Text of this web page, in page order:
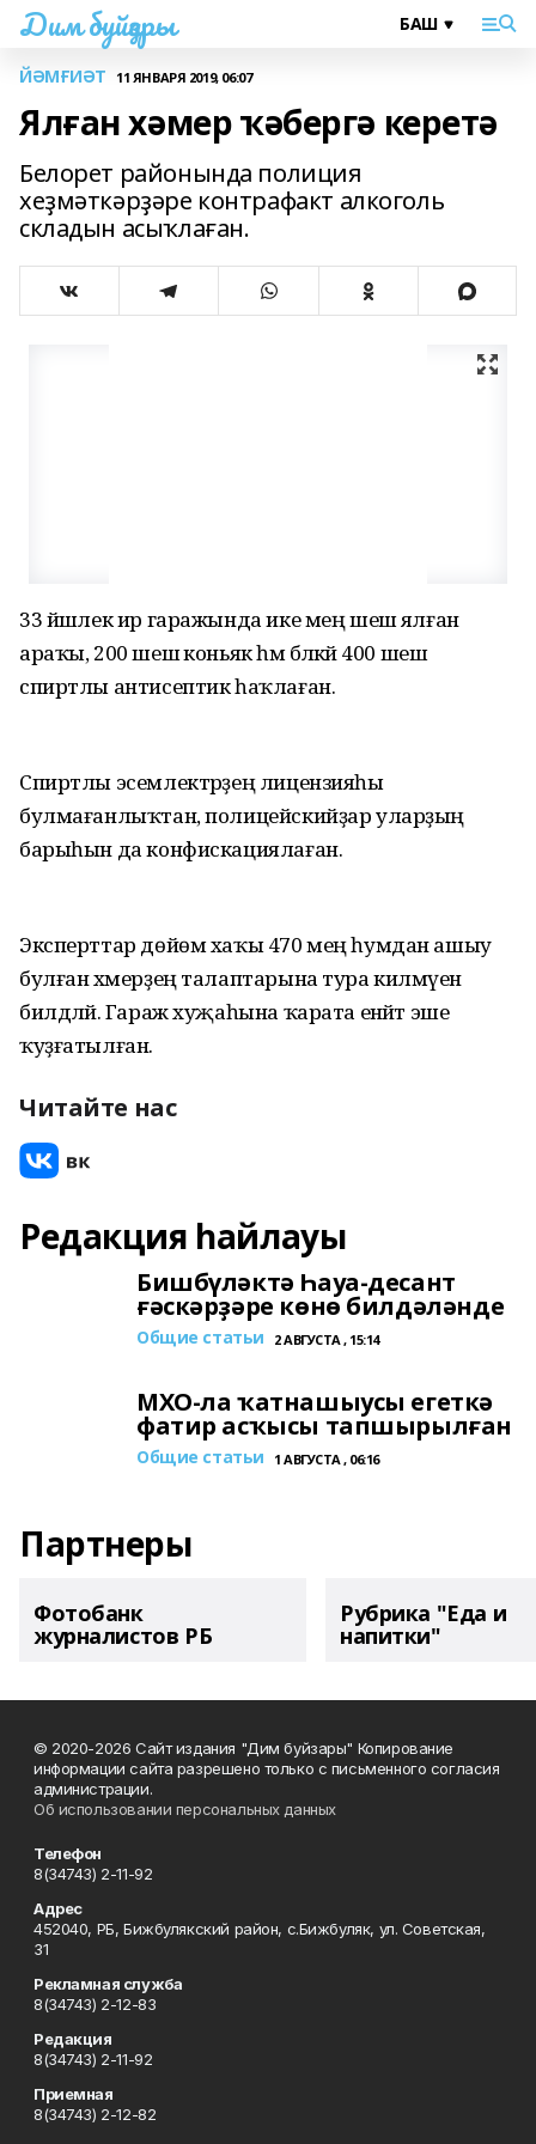
Дим буйҙары
ЙӘМҒИӘТ 11 ЯНВАРЯ 2019, 06:07
Ялған хәмер ҡәбергә керетә
Белорет районында полиция
хеҙмәткәрҙәре контрафакт алкоголь
складын асыҡлаған.
33 йәшлек ир гаражында ике мең шешә ялған
араҡы, 200 шешә коньяк һәм бәләкәй 400 шешә
спиртлы антисептик һаҡлаған.
Спиртлы эсемлектәрҙең лицензияһы
булмағанлыҡтан, полицейскийҙар уларҙың
барыһын да конфискациялаған.
Эксперттар дөйөм хаҡы 470 мең һумдан ашыу
булған хәмерҙең талаптарына тура килмәүен
билдәләй. Гараж хуҗаһына ҡарата енәйәт эше
ҡуҙғатылған.
Читайте нас
Редакция һайлауы
Бишбүләктә Һауа-десант
ғәскәрҙәре көнө билдәләнде
Общие статьи 2 АВГУСТА , 15:14
МХО-ла ҡатнашыусы егеткә
фатир асҡысы тапшырылған
Общие статьи 1 АВГУСТА , 06:16
Партнеры
Фотобанк
журналистов РБ
Рубрика "Еда и
напитки"
© 2020-2026 Сайт издания "Дим буйзары" Копирование
информации сайта разрешено только с письменного согласия
администрации.
Об использовании персональных данных
Телефон
8(34743) 2-11-92
Адрес
452040, РБ, Бижбулякский район, с.Бижбуляк, ул. Советская,
31
Рекламная служба
8(34743) 2-12-83
Редакция
8(34743) 2-11-92
Приемная
8(34743) 2-12-82